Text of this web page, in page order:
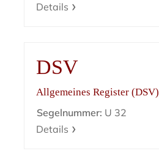
Details
DSV
Allgemeines Register (DSV)
Segelnummer: U 32
Details